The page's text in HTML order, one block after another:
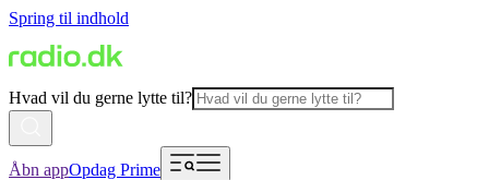
Spring til indhold
Hvad vil du gerne lytte til?
Åbn appOpdag Prime